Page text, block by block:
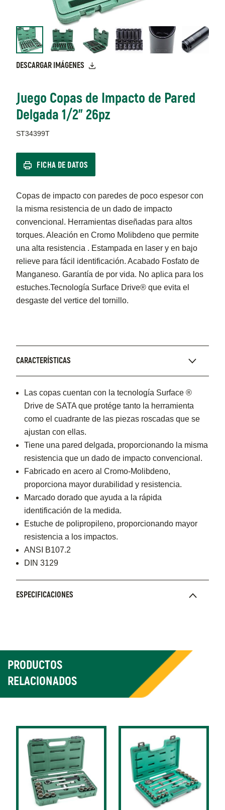
DESCARGAR IMÁGENES
Juego Copas de Impacto de Pared
Delgada 1/2" 26pz
ST34399T
FICHA DE DATOS
Copas de impacto con paredes de poco espesor con
la misma resistencia de un dado de impacto
convencional. Herramientas diseñadas para altos
torques. Aleación en Cromo Molibdeno que permite
una alta resistencia . Estampada en laser y en bajo
relieve para fácil identificación. Acabado Fosfato de
Manganeso. Garantía de por vida. No aplica para los
estuches.Tecnología Surface Drive® que evita el
desgaste del vertice del tornillo.
CARACTERÍSTICAS
Las copas cuentan con la tecnología Surface ®
Drive de SATA que protége tanto la herramienta
como el cuadrante de las piezas roscadas que se
ajustan con ellas.
Tiene una pared delgada, proporcionando la misma
resistencia que un dado de impacto convencional.
Fabricado en acero al Cromo-Molibdeno,
proporciona mayor durabilidad y resistencia.
Marcado dorado que ayuda a la rápida
identificación de la medida.
Estuche de polipropileno, proporcionando mayor
resistencia a los impactos.
ANSI B107.2
DIN 3129
ESPECIFICACIONES
PRODUCTOS
RELACIONADOS